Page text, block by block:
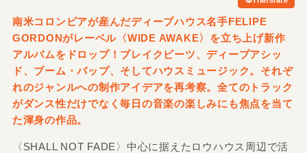
南米コロンビアが産んだディープハウス名手FELIPE
GORDONがレーベル〈WIDE AWAKE〉を立ち上げ新作
アルバムをドロップ！ブレイクビーツ、ディープアシッ
ド、ブーム・バップ、そしてハウスミュージック。それぞ
れのジャンルへの制作アイデアを再考察。全てのトラック
がダンス性だけでなく毎日の音楽の楽しみにも焦点を当て
た渾身の作品。
〈SHALL NOT FADE〉中心に据えたロウハウス周辺で活